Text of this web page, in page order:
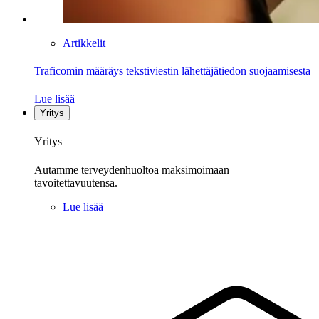
Artikkelit
Traficomin määräys tekstiviestin lähettäjätiedon suojaamisesta
Lue lisää
Yritys
Yritys
Autamme terveydenhuoltoa maksimoimaan
tavoitettavuutensa.
Lue lisää